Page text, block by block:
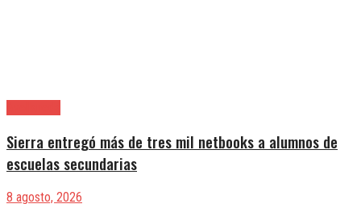
Sierra entregó más de tres mil netbooks a alumnos de
escuelas secundarias
8 agosto, 2026